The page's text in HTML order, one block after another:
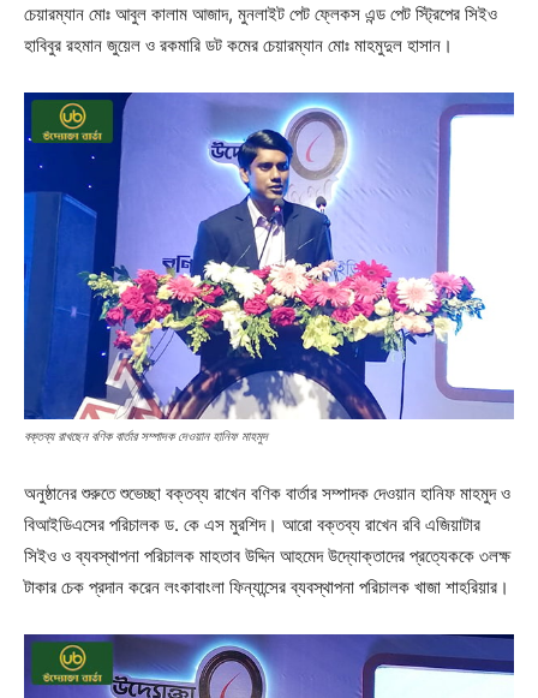
চেয়ারম্যান মোঃ আবুল কালাম আজাদ, মুনলাইট পেট ফ্লেকস এন্ড পেট স্ট্রিপের সিইও
হাবিবুর রহমান জুয়েল ও রকমারি ডট কমের চেয়ারম্যান মোঃ মাহমুদুল হাসান।
বক্তব্য রাখছেন বণিক বার্তার সম্পাদক দেওয়ান হানিফ মাহমুদ
অনুষ্ঠানের শুরুতে শুভেচ্ছা বক্তব্য রাখেন বণিক বার্তার সম্পাদক দেওয়ান হানিফ মাহমুদ ও
বিআইডিএসের পরিচালক ড. কে এস মুরশিদ। আরো বক্তব্য রাখেন রবি এজিয়াটার
সিইও ও ব্যবস্থাপনা পরিচালক মাহতাব উদ্দিন আহমেদ উদ্যোক্তাদের প্রত্যেককে ৩লক্ষ
টাকার চেক প্রদান করেন লংকাবাংলা ফিন্যান্সের ব্যবস্থাপনা পরিচালক খাজা শাহরিয়ার।